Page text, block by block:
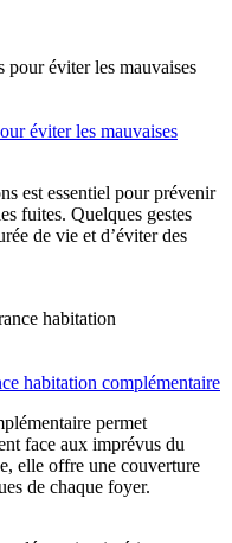
éviter les mauvaises
est essentiel pour prévenir
fuites. Quelques gestes
de vie et d’éviter des
habitation complémentaire
permet
face aux imprévus du
elle offre une couverture
de chaque foyer.